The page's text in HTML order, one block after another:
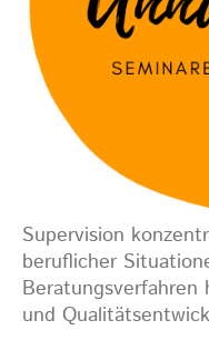
Supervision
beruflicher
Beratungsverfahren
und